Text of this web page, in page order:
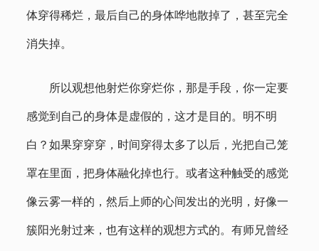
体穿得稀烂，最后自己的身体哗地散掉了，甚至完全
消失掉。
所以观想他射烂你穿烂你，那是手段，你一定要
感觉到自己的身体是虚假的，这才是目的。明不明
白？如果穿穿穿，时间穿得太多了以后，光把自己笼
罩在里面，把身体融化掉也行。或者这种触受的感觉
像云雾一样的，然后上师的心间发出的光明，好像一
簇阳光射过来，也有这样的观想方式的。有师兄曾经